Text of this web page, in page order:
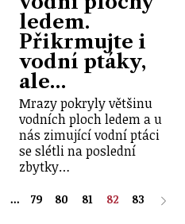
ledem.
Přikrmujte i
vodní ptáky,
ale…
Mrazy pokryly většinu
vodních ploch ledem a u
nás zimující vodní ptáci
se slétli na poslední
zbytky…
... 79 80 81 82 83